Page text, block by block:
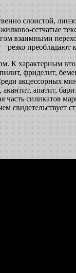
слоистой,
сетчатые
взаимными
резко преобладают
К характерным
фриделит,
акцессорных
апатит,
силикатов
свидетельствует